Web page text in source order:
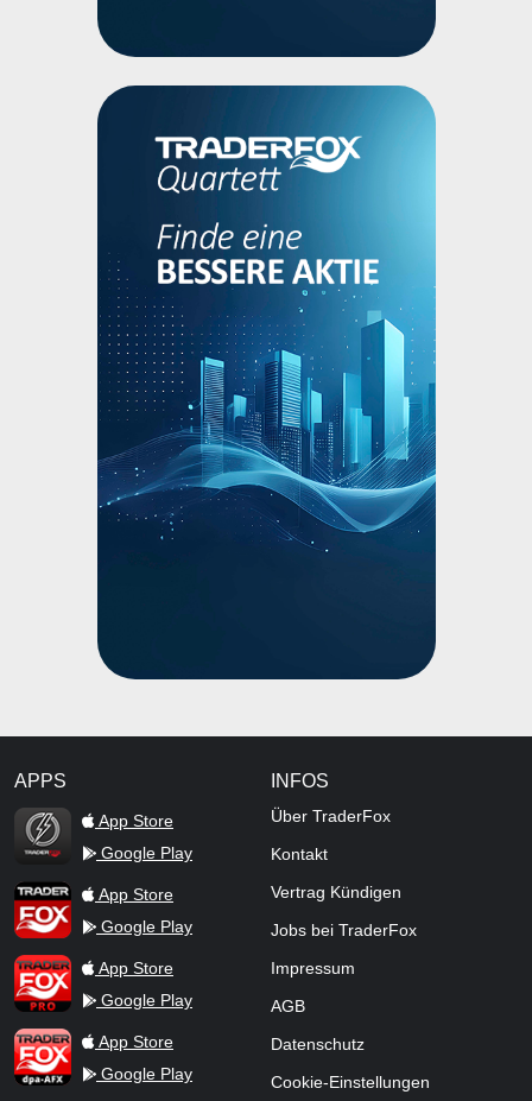
APPS
TraderFox Flash
App Store
Google Play
TraderFox AppApp Store
Google Play
TraderFox ProApp Store
Google Play
TraderFox dpa-AFX ProFeed
App Store
Google Play
INFOS
Über TraderFox
Kontakt
Vertrag Kündigen
Jobs bei TraderFox
Impressum
AGB
Datenschutz
Cookie-Einstellungen